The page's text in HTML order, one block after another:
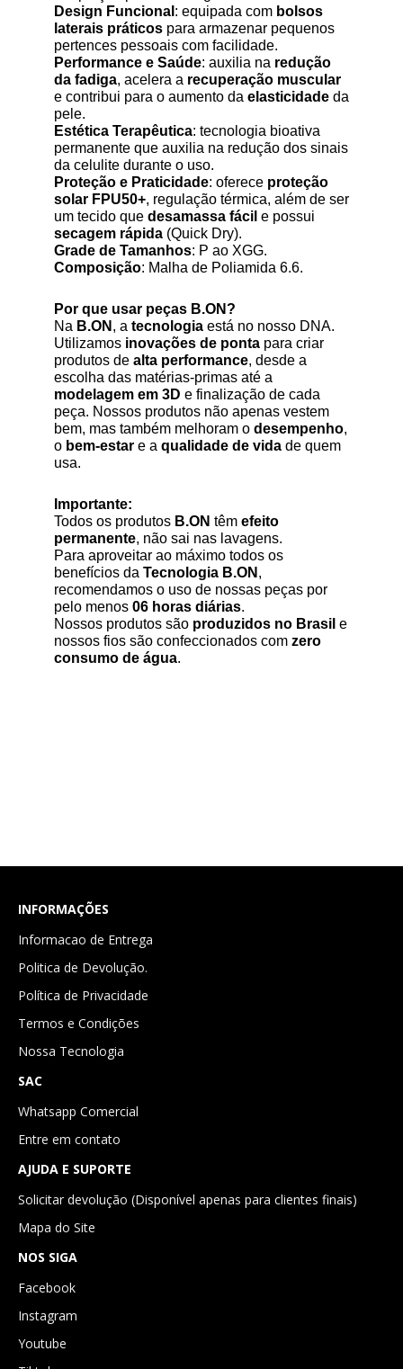
Design Funcional : equipada com bolsos
laterais práticos para armazenar pequenos
pertences pessoais com facilidade.
Performance e Saúde: auxilia na redução
da fadiga, acelera a recuperação muscular
e contribui para o aumento da elasticidade da
pele.
Estética Terapêutica: tecnologia bioativa
permanente que auxilia na redução dos sinais
da celulite durante o uso.
Proteção e Praticidade: oferece proteção
solar FPU50+, regulação térmica, além de ser
um tecido que desamassa fácil e possui
secagem rápida (Quick Dry).
Grade de Tamanhos: P ao XGG.
Composição: Malha de Poliamida 6.6.
Por que usar peças B.ON?
Na B.ON , a tecnologia está no nosso DNA.
Utilizamos inovações de ponta para criar
produtos de alta performance, desde a
escolha das matérias-primas até a
modelagem em 3D e finalização de cada
peça. Nossos produtos não apenas vestem
bem, mas também melhoram o desempenho,
o bem-estar e a qualidade de vida de quem
usa.
Importante:
Todos os produtos B.ON têm efeito
permanente, não sai nas lavagens.
Para aproveitar ao máximo todos os
benefícios da Tecnologia B.ON ,
recomendamos o uso de nossas peças por
pelo menos 06 horas diárias.
Nossos produtos são produzidos no Brasil e
nossos fios são confeccionados com zero
consumo de água.
INFORMAÇÕES
Informacao de Entrega
Politica de Devolução.
Política de Privacidade
Termos e Condições
Nossa Tecnologia
SAC
Whatsapp Comercial
Entre em contato
AJUDA E SUPORTE
Solicitar devolução (Disponível apenas para clientes finais)
Mapa do Site
NOS SIGA
Facebook
Instagram
Youtube